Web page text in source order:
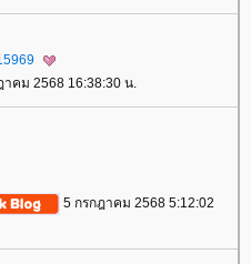
าคม 2568 16:38:30 น.
5 กรกฎาคม 2568 5:12:02